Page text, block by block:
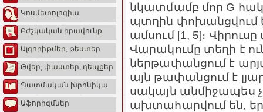
Կոսմետոլոգիա
Բժշկական իրավունք
Ալգորիթմեր, թեստեր
Թվեր, փաստեր, դեպքեր
Պատմական խրոնիկա
Աֆորիզմներ
նկատմամբ մոր G
պտղին փոխանցվում
ամսում [1, 5]։
Վարակումը տեղի է
ներթափանցում է
այն թափանցում է
սակայն անմիջապես
ախտահարվում են,